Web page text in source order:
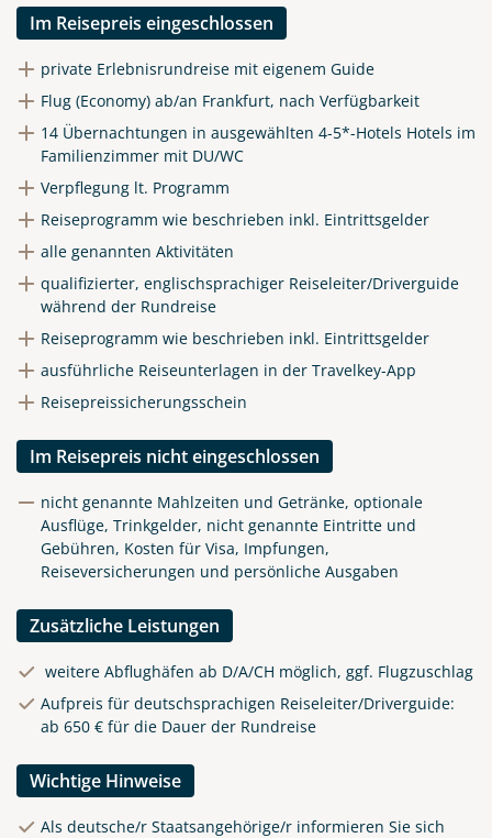
Im Reisepreis eingeschlossen
private Erlebnisrundreise mit eigenem Guide
Flug (Economy) ab/an Frankfurt, nach Verfügbarkeit
14 Übernachtungen in ausgewählten 4-5*-Hotels Hotels im
Familienzimmer mit DU/WC
Verpflegung lt. Programm
Reiseprogramm wie beschrieben inkl. Eintrittsgelder
alle genannten Aktivitäten
qualifizierter, englischsprachiger Reiseleiter/Driverguide
während der Rundreise
Reiseprogramm wie beschrieben inkl. Eintrittsgelder
ausführliche Reiseunterlagen in der Travelkey-App
Reisepreissicherungsschein
Im Reisepreis nicht eingeschlossen
nicht genannte Mahlzeiten und Getränke, optionale
Ausflüge, Trinkgelder, nicht genannte Eintritte und
Gebühren, Kosten für Visa, Impfungen,
Reiseversicherungen und persönliche Ausgaben
Zusätzliche Leistungen
weitere Abflughäfen ab D/A/CH möglich, ggf. Flugzuschlag
Aufpreis für deutschsprachigen Reiseleiter/Driverguide:
ab 650 € für die Dauer der Rundreise
Wichtige Hinweise
Als deutsche/r Staatsangehörige/r informieren Sie sich